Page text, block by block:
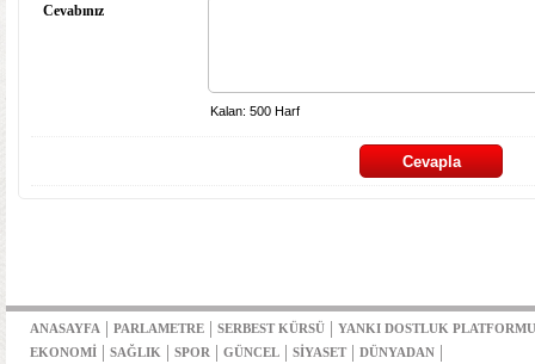
Cevabınız
ANASAYFA | PARLAMETRE | SERBEST KÜRSÜ | YANKI DOSTLUK PLATFORMU
EKONOMİ | SAĞLIK | SPOR | GÜNCEL | SİYASET | DÜNYADAN |